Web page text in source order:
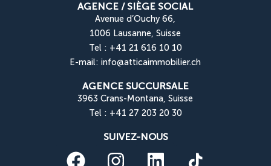
AGENCE / SIÈGE SOCIAL
Avenue d’Ouchy 66,
1006 Lausanne, Suisse
Tel : +41 21 616 10 10
E-mail: info@atticaimmobilier.ch
AGENCE SUCCURSALE
3963 Crans-Montana, Suisse
Tel : +41 27 203 20 30
SUIVEZ-NOUS